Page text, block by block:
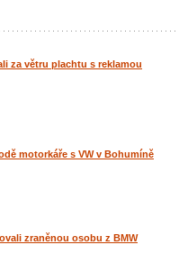
za větru plachtu s reklamou
motorkáře s VW v Bohumíně
zraněnou osobu z BMW